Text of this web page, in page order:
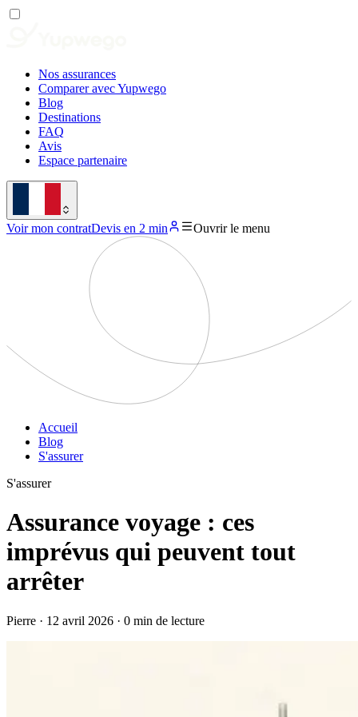
Nos assurances
Comparer avec Yupwego
Blog
Destinations
FAQ
Avis
Espace partenaire
Voir mon contratDevis en 2 min Ouvrir le menu
Accueil
Blog
S'assurer
S'assurer
Assurance voyage : ces
imprévus qui peuvent tout
arrêter
Pierre · 12 avril 2026 · 0 min de lecture